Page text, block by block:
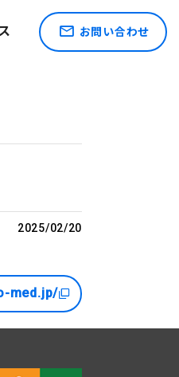
お問い合わせ
2025/02/20
med.jp/